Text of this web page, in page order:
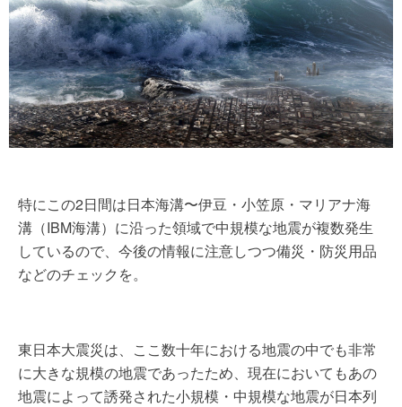
特にこの2日間は日本海溝〜伊豆・小笠原・マリアナ海
溝（IBM海溝）に沿った領域で中規模な地震が複数発生
しているので、今後の情報に注意しつつ備災・防災用品
などのチェックを。
東日本大震災は、ここ数十年における地震の中でも非常
に大きな規模の地震であったため、現在においてもあの
地震によって誘発された小規模・中規模な地震が日本列